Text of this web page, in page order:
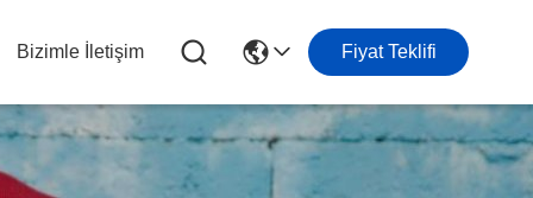
Bizimle İletişim Fiyat Teklifi